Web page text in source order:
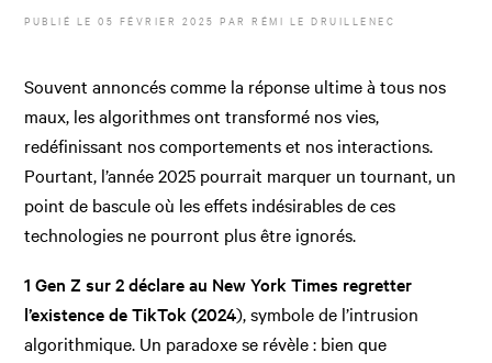
PUBLIÉ LE05 FÉVRIER 2025 PARRÉMI LE DRUILLENEC
Souvent annoncés comme la réponse ultime à tous nos
maux, les algorithmes ont transformé nos vies,
redéfinissant nos comportements et nos interactions.
Pourtant, l’année 2025 pourrait marquer un tournant, un
point de bascule où les effets indésirables de ces
technologies ne pourront plus être ignorés.
1 Gen Z sur 2 déclare au New York Times regretter
l’existence de TikTok (2024), symbole de l’intrusion
algorithmique. Un paradoxe se révèle : bien que